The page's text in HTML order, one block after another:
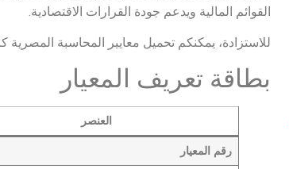
القوائم المالية ويدعم جودة القرارات الاقتصادية.
للاستزادة، يمكنكم تحميل معايير المحاسبة
بطاقة تعريف المعيار
العنصر
رقم المعيار